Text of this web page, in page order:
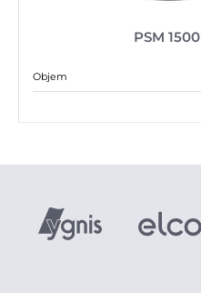
PSM 1500
Objem